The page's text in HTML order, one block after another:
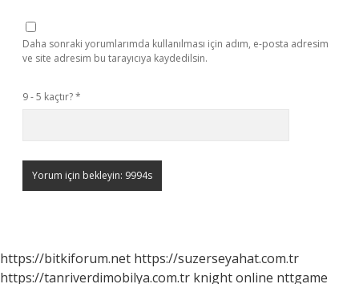
Daha sonraki yorumlarımda kullanılması için adım, e-posta adresim
ve site adresim bu tarayıcıya kaydedilsin.
9 - 5 kaçtır?*
https://bitkiforum.net https://suzerseyahat.com.tr
https://tanriverdimobilya.com.tr knight online nttgame